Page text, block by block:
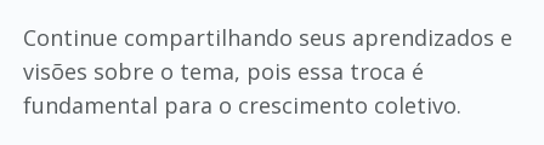
Continue compartilhando seus aprendizados e
visões sobre o tema, pois essa troca é
fundamental para o crescimento coletivo.